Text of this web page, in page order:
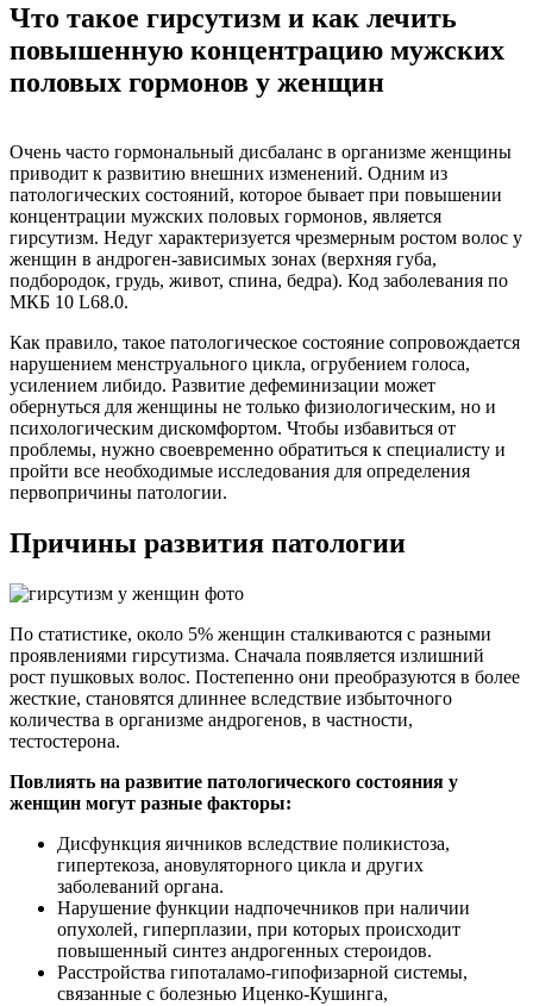
Что такое гирсутизм и как лечить
повышенную концентрацию мужских
половых гормонов у женщин
Очень часто гормональный дисбаланс в организме женщины
приводит к развитию внешних изменений. Одним из
патологических состояний, которое бывает при повышении
концентрации мужских половых гормонов, является
гирсутизм. Недуг характеризуется чрезмерным ростом волос у
женщин в андроген-зависимых зонах (верхняя губа,
подбородок, грудь, живот, спина, бедра). Код заболевания по
МКБ 10 L68.0.
Как правило, такое патологическое состояние сопровождается
нарушением менструального цикла, огрубением голоса,
усилением либидо. Развитие дефеминизации может
обернуться для женщины не только физиологическим, но и
психологическим дискомфортом. Чтобы избавиться от
проблемы, нужно своевременно обратиться к специалисту и
пройти все необходимые исследования для определения
первопричины патологии.
Причины развития патологии
По статистике, около 5% женщин сталкиваются с разными
проявлениями гирсутизма. Сначала появляется излишний
рост пушковых волос. Постепенно они преобразуются в более
жесткие, становятся длиннее вследствие избыточного
количества в организме андрогенов, в частности,
тестостерона.
Повлиять на развитие патологического состояния у
женщин могут разные факторы:
Дисфункция яичников вследствие поликистоза,
гипертекоза, ановуляторного цикла и других
заболеваний органа.
Нарушение функции надпочечников при наличии
опухолей, гиперплазии, при которых происходит
повышенный синтез андрогенных стероидов.
Расстройства гипоталамо-гипофизарной системы,
связанные с болезнью Иценко-Кушинга,